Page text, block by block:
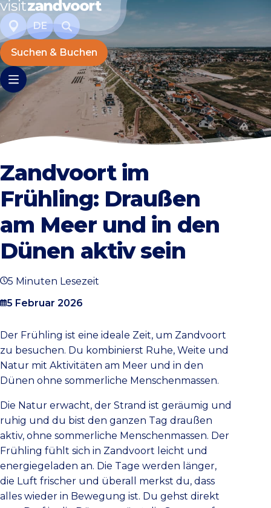
DE
Suchen & Buchen
Zandvoort im
Frühling: Draußen
am Meer und in den
Dünen aktiv sein
5 Minuten Lesezeit
5 Februar 2026
Der Frühling ist eine ideale Zeit, um Zandvoort
zu besuchen. Du kombinierst Ruhe, Weite und
Natur mit Aktivitäten am Meer und in den
Dünen ohne sommerliche Menschenmassen.
Die Natur erwacht, der Strand ist geräumig und
ruhig und du bist den ganzen Tag draußen
aktiv, ohne sommerliche Menschenmassen. Der
Frühling fühlt sich in Zandvoort leicht und
energiegeladen an. Die Tage werden länger,
die Luft frischer und überall merkst du, dass
alles wieder in Bewegung ist. Du gehst direkt